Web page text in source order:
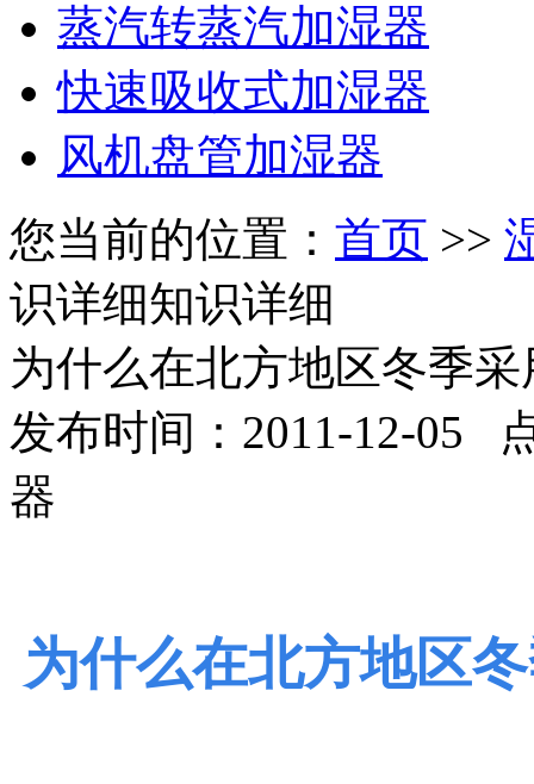
蒸汽转蒸汽加湿器
快速吸收式加湿器
风机盘管加湿器
您当前的位置： 首页 >>
识详细知识详细
为什么在北方地区冬季
发布时间：2011-12-05
器
为什么在北方地区